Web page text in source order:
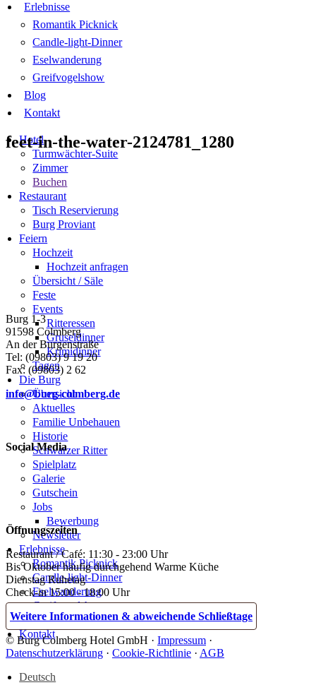
Erlebnisse
Romantik Picknick
Candle-light-Dinner
Eselwanderung
Greifvogelshow
Blog
Kontakt
Hotel
Turmwächter-Suite
Zimmer
Buchen
Restaurant
Tisch Reservierung
Burg Proviant
Feiern
Hochzeit
Hochzeit anfragen
Übersicht / Säle
Feste
Events
Ritteressen
Gruseldinner
Krimidinner
Tagen
Die Burg
Übersicht
Aktuelles
Familie Unbehauen
Historie
Schwarzer Ritter
Spielplatz
Galerie
Gutschein
Jobs
Bewerbung
Newsletter
Erlebnisse
Romantik Picknick
Candle-light-Dinner
Eselwanderung
Greifvogelshow
Blog
Kontakt
feet-in-the-water-2124781_1280
Burg 1-3
91598 Colmberg
An der Burgenstraße
Tel: (09803) 9 19 20
Fax: (09803) 2 62
info@burg-colmberg.de
Social Media
Öffnungszeiten
Restaurant / Café: 11:30 - 23:00 Uhr
Bis Oktober häufig durchgehend Warme Küche
Dienstag Ruhetag
Check-in 15:00 - 18:00 Uhr
Weitere Informationen & abweichende Schließtage
© Burg Colmberg Hotel GmbH · Impressum ·
Datenschutzerklärung · Cookie-Richtlinie · AGB
Deutsch